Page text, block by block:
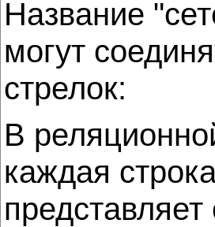
Название
могут
стрелок:
В
каждая